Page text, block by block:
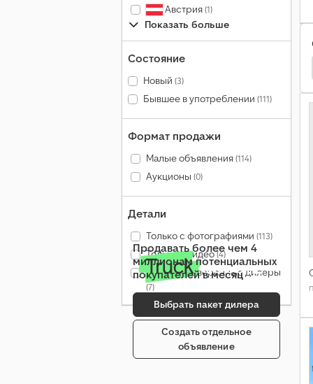
Австрия(1)
Показать больше
Состояние
Новый (3)
Бывшее в употреблении (111)
Формат продажи
Малые объявления(114)
Аукционы (0)
Детали
Только с фотографиями (113)
Только с видео(4)
Только проверенные дилеры
(7)
Продавать более чем 4
миллионам потенциальных
покупателей в месяц
Выбрать пакет дилера
Создать отдельное
объявление